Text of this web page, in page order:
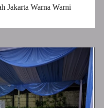
Jakarta Warna Warni